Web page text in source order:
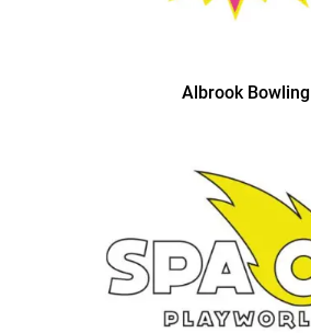
Albrook Bowling